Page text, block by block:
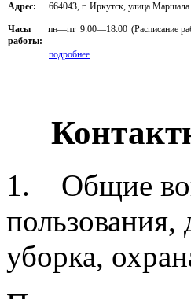
Адрес: 664043, г. Иркутск, улица
Часы
работы:
пн—пт 9:00—18:00 (Расписание
подробнее
1. Общие
пользования,
уборка,